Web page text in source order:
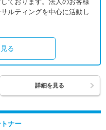
ルティングを中心に活動し
る
詳細を見る
ナー